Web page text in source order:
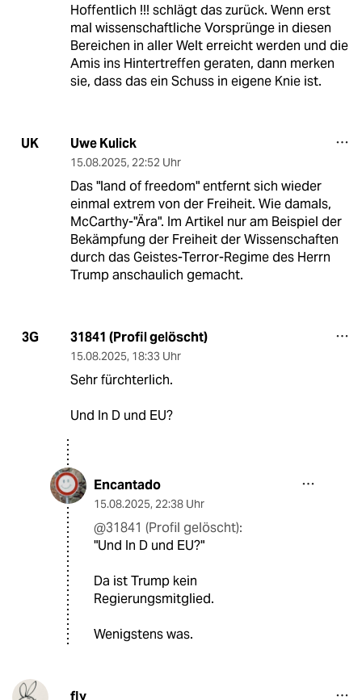
Hoffentlich !!! schlägt das zurück. Wenn erst
mal wissenschaftliche Vorsprünge in diesen
Bereichen in aller Welt erreicht werden und die
Amis ins Hintertreffen geraten, dann merken
sie, dass das ein Schuss in eigene Knie ist.
UK Uwe Kulick
15.08.2025, 22:52 Uhr
Das "land of freedom" entfernt sich wieder
einmal extrem von der Freiheit. Wie damals,
McCarthy-"Ära". Im Artikel nur am Beispiel der
Bekämpfung der Freiheit der Wissenschaften
durch das Geistes-Terror-Regime des Herrn
Trump anschaulich gemacht.
3G 31841 (Profil gelöscht)
15.08.2025, 18:33 Uhr
Sehr fürchterlich.
Und In D und EU?
Encantado
15.08.2025, 22:38 Uhr
@31841 (Profil gelöscht):
"Und In D und EU?"
Da ist Trump kein
Regierungsmitglied.
Wenigstens was.
fly